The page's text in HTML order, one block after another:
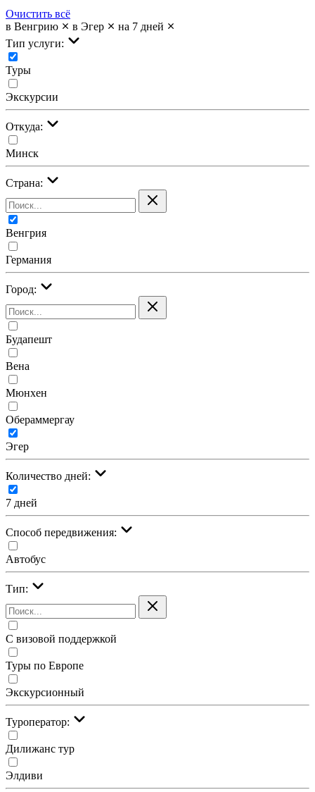
Очистить всё
в Венгрию
в Эгер
на 7 дней
Тип услуги:
Туры
Экскурсии
Откуда:
Минск
Страна:
Венгрия
Германия
Город:
Будапешт
Вена
Мюнхен
Обераммергау
Эгер
Количество дней:
7 дней
Cпособ передвижения:
Автобус
Тип:
С визовой поддержкой
Туры по Европе
Экскурсионный
Туроператор:
Дилижанс тур
Элдиви